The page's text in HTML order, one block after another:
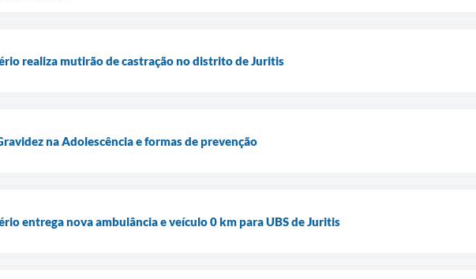
realiza mutirão de castração no distrito de Juritis
na Adolescência e formas de prevenção
entrega nova ambulância e veículo 0 km para UBS de Juritis